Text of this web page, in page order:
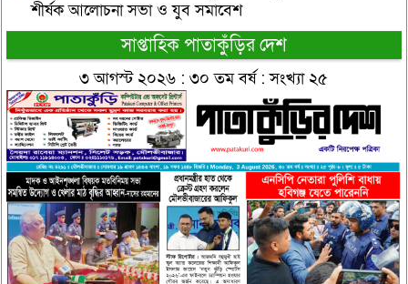
শীর্ষক আলোচনা সভা ও যুব সমাবেশ
সাপ্তাহিক পাতাকুঁড়ির দেশ
৩ আগস্ট ২০২৬ : ৩০ তম বর্ষ : সংখ্যা ২৫